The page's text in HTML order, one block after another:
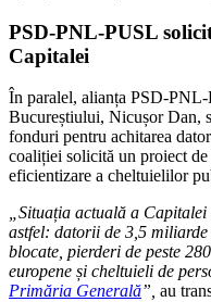
PSD-PNL-PUSL
Capitalei
În paralel, alianța PSD-
Bucureștiului, Nicușor Dan,
fonduri pentru achitarea
coaliției solicită un proiect
eficientizare a cheltuielilor
„Situația actuală a
astfel: datorii de 3,5
blocate, pierderi de peste
europene și cheltuieli de
Primăria Generală”, au